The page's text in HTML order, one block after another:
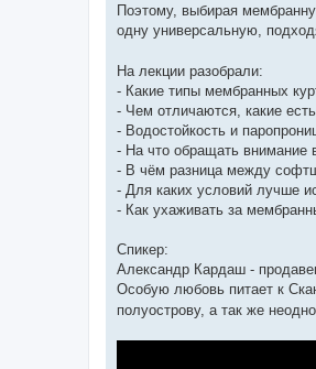
л
е
н
я
Поэтому, выбирая
одну универсальную,
На лекции разобрали:
- Какие типы мембранных
- Чем отличаются, какие
- Водостойкость и
- На что обращать внимание
- В чём разница между
- Для каких условий лучше
- Как ухаживать за
Спикер:
Александр Кардаш -
Особую любовь питает к
полуострову, а так же